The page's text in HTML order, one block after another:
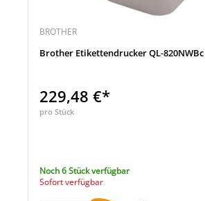
BROTHER
Brother Etikettendrucker QL-820NWBc
229,48 €*
pro Stück
Noch 6 Stück verfügbar
Sofort verfügbar